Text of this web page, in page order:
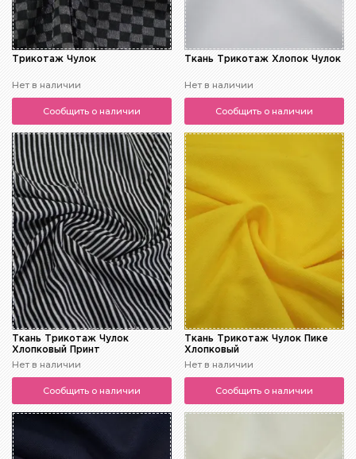
Трикотаж Чулок
Нет в наличии
Сообщить о наличии
Ткань Трикотаж Хлопок Чулок
Нет в наличии
Сообщить о наличии
Ткань Трикотаж Чулок
Хлопковый Принт
Нет в наличии
Сообщить о наличии
Ткань Трикотаж Чулок Пике
Хлопковый
Нет в наличии
Сообщить о наличии